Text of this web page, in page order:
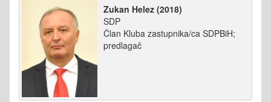
Zukan Helez (2018)
SDP
Član Kluba zastupnika/ca SDPBiH;
predlagač